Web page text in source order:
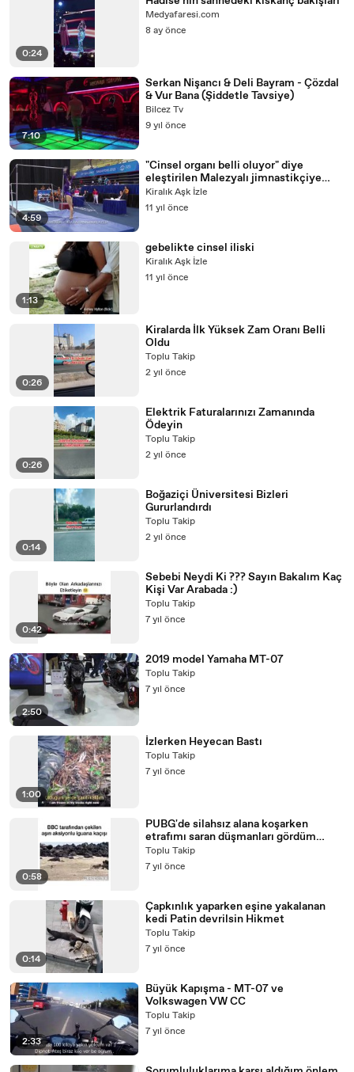
0:24
Medyafaresi.com
8 ay önce
7:10
Serkan Nişancı & Deli Bayram - Çözdal
& Vur Bana (Şiddetle Tavsiye)
Bilcez Tv
9 yıl önce
4:59
"Cinsel organı belli oluyor" diye
eleştirilen Malezyalı jimnastikçiye
destek yağdı
Kiralık Aşk İzle
11 yıl önce
1:13
gebelikte cinsel iliski
Kiralık Aşk İzle
11 yıl önce
0:26
Kiralarda İlk Yüksek Zam Oranı Belli
Oldu
Toplu Takip
2 yıl önce
0:26
Elektrik Faturalarınızı Zamanında
Ödeyin
Toplu Takip
2 yıl önce
0:14
Boğaziçi Üniversitesi Bizleri
Gururlandırdı
Toplu Takip
2 yıl önce
0:42
Sebebi Neydi Ki ??? Sayın Bakalım Kaç
Kişi Var Arabada :)
Toplu Takip
7 yıl önce
2:50
2019 model Yamaha MT-07
Toplu Takip
7 yıl önce
1:00
İzlerken Heyecan Bastı
Toplu Takip
7 yıl önce
0:58
PUBG'de silahsız alana koşarken
etrafımı saran düşmanları gördüm
sanki
Toplu Takip
7 yıl önce
0:14
Çapkınlık yaparken eşine yakalanan
kedi Patin devrilsin Hikmet
Toplu Takip
7 yıl önce
2:33
Büyük Kapışma - MT-07 ve
Volkswagen VW CC
Toplu Takip
7 yıl önce